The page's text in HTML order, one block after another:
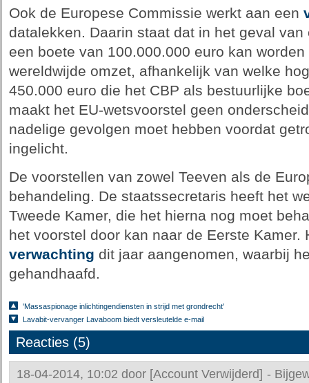
Ook de Europese Commissie werkt aan een
datalekken. Daarin staat dat in het geval
een boete van 100.000.000 euro kan
wereldwijde omzet, afhankelijk van welke
450.000 euro die het CBP als bestuurlijke
maakt het EU-wetsvoorstel geen
nadelige gevolgen moet hebben voordat
ingelicht.
De voorstellen van zowel Teeven als de
behandeling. De staatssecretaris heeft het
Tweede Kamer, die het hierna nog moet
het voorstel door kan naar de Eerste Kamer.
verwachting dit jaar aangenomen, waarbij
gehandhaafd.
'Massaspionage inlichtingendiensten in strijd met grondrecht'
Lavabit-vervanger Lavaboom biedt versleutelde e-mail
Reacties (5)
18-04-2014, 10:02 door [Account Verwijderd] -